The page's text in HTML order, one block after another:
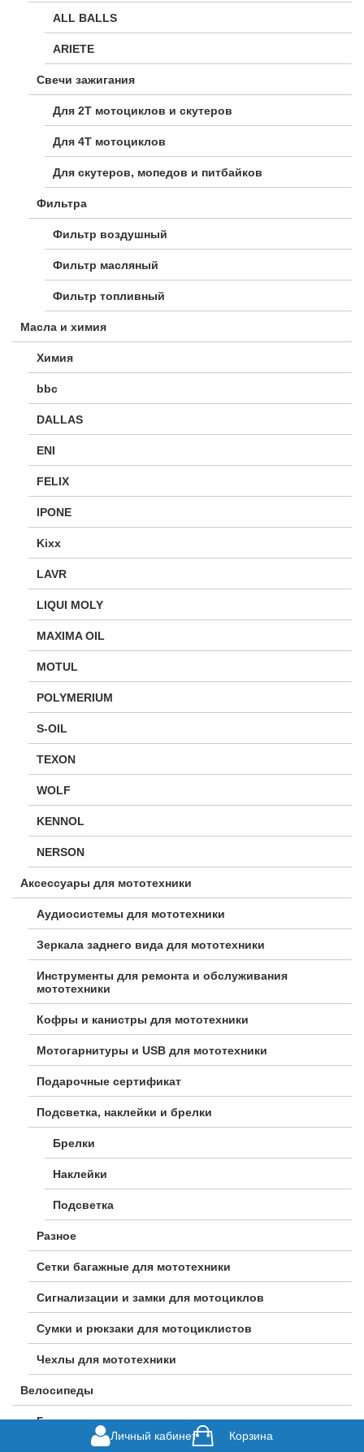
ALL BALLS
ARIETE
Свечи зажигания
Для 2Т мотоциклов и скутеров
Для 4Т мотоциклов
Для скутеров, мопедов и питбайков
Фильтра
Фильтр воздушный
Фильтр масляный
Фильтр топливный
Масла и химия
Химия
bbc
DALLAS
ENI
FELIX
IPONE
Kixx
LAVR
LIQUI MOLY
MAXIMA OIL
MOTUL
POLYMERIUM
S-OIL
TEXON
WOLF
KENNOL
NERSON
Аксессуары для мототехники
Аудиосистемы для мототехники
Зеркала заднего вида для мототехники
Инструменты для ремонта и обслуживания
мототехники
Кофры и канистры для мототехники
Мотогарнитуры и USB для мототехники
Подарочные сертификат
Подсветка, наклейки и брелки
Брелки
Наклейки
Подсветка
Разное
Сетки багажные для мототехники
Сигнализации и замки для мотоциклов
Сумки и рюкзаки для мотоциклистов
Чехлы для мототехники
Велосипеды
Горные велосипеды
Личный кабинет Корзина